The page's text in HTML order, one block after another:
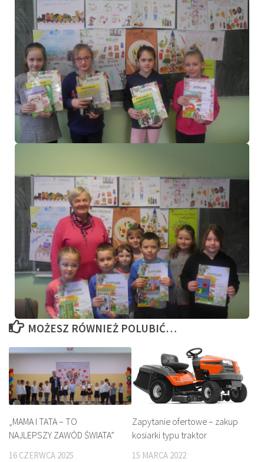
MOŻESZ RÓWNIEŻ POLUBIĆ…
„MAMA I TATA – TO
NAJLEPSZY ZAWÓD ŚWIATA”
16 CZERWCA 2025
Zapytanie ofertowe – zakup
kosiarki typu traktor
15 MARCA 2022